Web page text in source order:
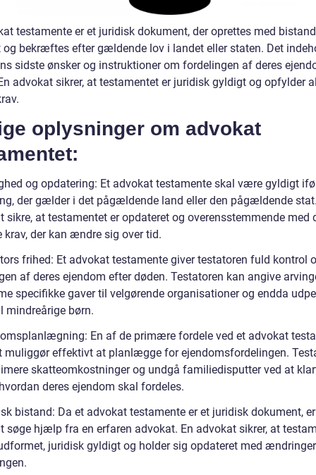
testamente er et juridisk dokument, der oprettes med
og bekræftes efter gældende lov i landet eller staten. Det
sidste ønsker og instruktioner om fordelingen af deres
advokat sikrer, at testamentet er juridisk gyldigt og opfylder
oplysninger om advokat
og opdatering: Et advokat testamente skal være gyldigt
der gælder i det pågældende land eller den pågældende
sikre, at testamentet er opdateret og overensstemmende med
krav, der kan ændre sig over tid.
frihed: Et advokat testamente giver testatoren fuld kontrol
af deres ejendom efter døden. Testatoren kan angive
specifikke gaver til velgørende organisationer og endda
mindreårige børn.
En af de primære fordele ved et advokat
muliggør effektivt at planlægge for ejendomsfordelingen.
skatteomkostninger og undgå familiedisputter ved at
deres ejendom skal fordeles.
bistand: Da et advokat testamente er et juridisk dokument,
søge hjælp fra en erfaren advokat. En advokat sikrer, at
juridisk gyldigt og holder sig opdateret med